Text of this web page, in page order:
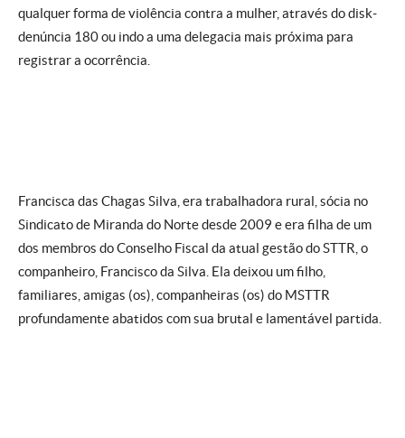
qualquer forma de violência contra a mulher, através do disk-
denúncia 180 ou indo a uma delegacia mais próxima para
registrar a ocorrência.
Francisca das Chagas Silva, era trabalhadora rural, sócia no
Sindicato de Miranda do Norte desde 2009 e era filha de um
dos membros do Conselho Fiscal da atual gestão do STTR, o
companheiro, Francisco da Silva. Ela deixou um filho,
familiares, amigas (os), companheiras (os) do MSTTR
profundamente abatidos com sua brutal e lamentável partida.